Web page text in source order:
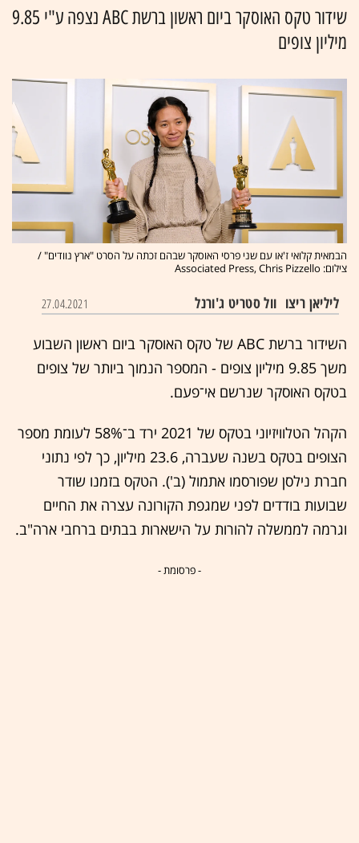
שידור טקס האוסקר ביום ראשון ברשת ABC נצפה ע"י 9.85
מיליון צופים
הבמאית קלואי ז'או עם שני פרסי האוסקר שבהם זכתה על הסרט "ארץ נוודים" /
צילום: Associated Press, Chris Pizzello
ליליאן ריצו וול סטריט ג'ורנל 27.04.2021
השידור ברשת ABC של טקס האוסקר ביום ראשון השבוע
משך 9.85 מיליון צופים - המספר הנמוך ביותר של צופים
בטקס האוסקר שנרשם אי־פעם.
הקהל הטלוויזיוני בטקס של 2021 ירד ב־58% לעומת מספר
הצופים בטקס בשנה שעברה, 23.6 מיליון, כך לפי נתוני
חברת נילסן שפורסמו אתמול (ב'). הטקס בזמנו שודר
שבועות בודדים לפני שמגפת הקורונה עצרה את החיים
וגרמה לממשלה להורות על הישארות בבתים ברחבי ארה"ב.
- פרסומת -